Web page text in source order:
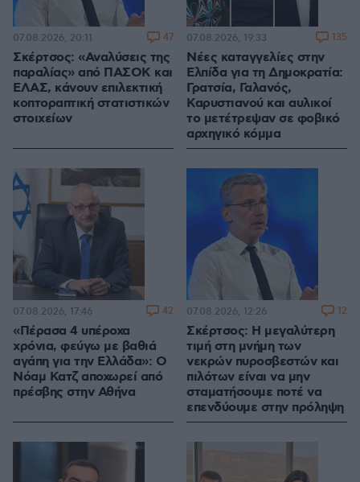
Σκέρτσος: «Αναλύσεις της
παραλίας» από ΠΑΣΟΚ και
ΕΛΑΣ, κάνουν επιλεκτική
κοπτοραπτική στατιστικών
στοιχείων
07.08.2026, 20:11 47
Νέες καταγγελίες στην
Ελπίδα για τη Δημοκρατία:
Γρατσία, Γαλανός,
Καρυστιανού και αυλικοί
το μετέτρεψαν σε φοβικό
αρχηγικό κόμμα
07.08.2026, 19:33 135
«Πέρασα 4 υπέροχα
χρόνια, φεύγω με βαθιά
αγάπη για την Ελλάδα»: Ο
Νόαμ Κατζ αποχωρεί από
πρέσβης στην Αθήνα
07.08.2026, 17:46 42
Σκέρτσος: Η μεγαλύτερη
τιμή στη μνήμη των
νεκρών πυροσβεστών και
πιλότων είναι να μην
σταματήσουμε ποτέ να
επενδύουμε στην πρόληψη
07.08.2026, 12:26 12